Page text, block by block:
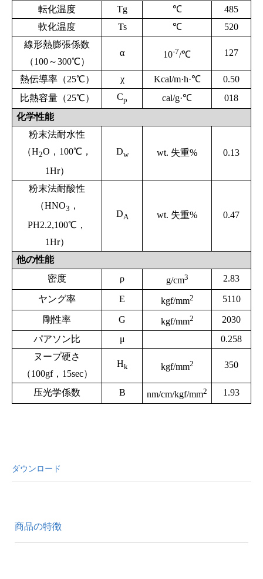
転化温度
Tg ℃
485
軟化温度
Ts ℃
520
線形熱膨張係数
（100～300℃）
α 10-7/℃ 127
熱伝導率（25℃） χ Kcal/m·h·℃
0.50
比熱容量（25℃）
Cp cal/g·℃
018
化学性能
粉末法耐水性
（H2O，100℃，
1Hr）
Dw wt. 失重% 0.13
粉末法耐酸性
（HNO3 ，
PH2.2,100℃，
1Hr）
DA wt. 失重% 0.47
他の性能
密度
ρ g/cm3 2.83
ヤング率 E kgf/mm2 5110
剛性率 G kgf/mm2
2030
パアソン比
μ
0.258
ヌープ硬さ
（100gf，15sec）
Hk kgf/mm2 350
压光学係数 B nm/cm/kgf/mm2 1.93
ダウンロード
商品の特徴